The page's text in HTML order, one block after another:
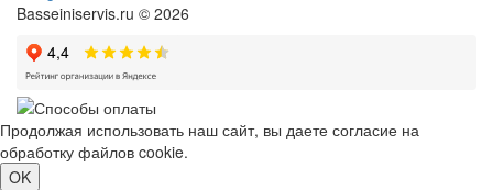
Basseiniservis.ru © 2026
Продолжая использовать наш сайт, вы даете согласие на
обработку файлов cookie.
OK